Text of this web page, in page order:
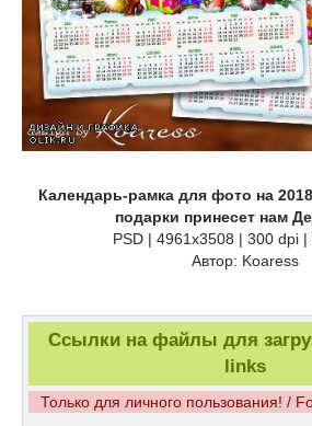
Календарь-рамка для фото на
подарки принесет нам
PSD | 4961x3508 | 300 dpi
Автор: Koaress
Ссылки на файлы для
links
Только для личного пользования! /